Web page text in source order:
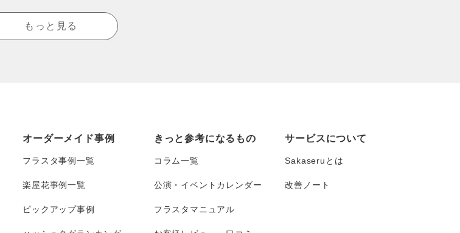
もっと見る
オーダーメイド事例
フラスタ事例一覧
楽屋花事例一覧
ピックアップ事例
きっと参考になるもの
コラム一覧
公演・イベントカレンダー
フラスタマニュアル
サービスについて
Sakaseruとは
改善ノート